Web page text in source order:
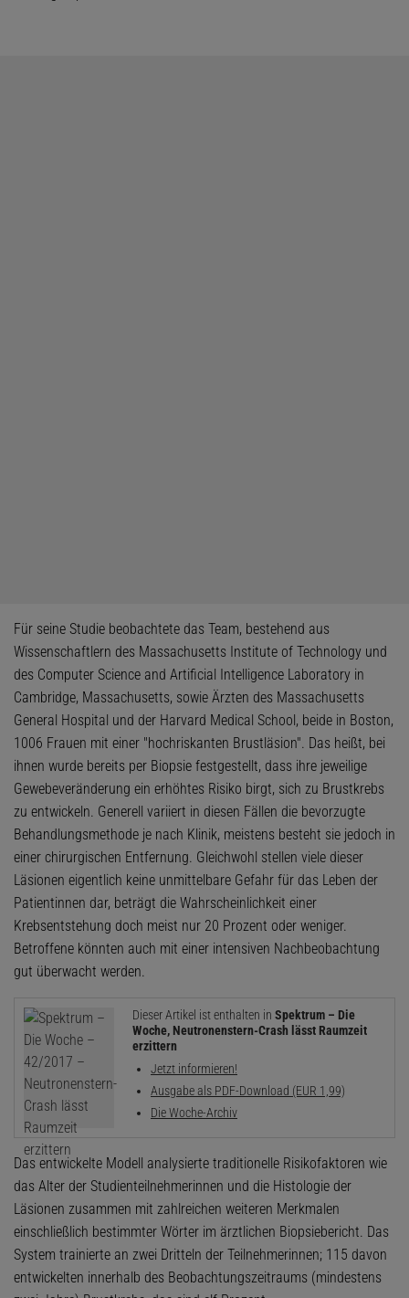
Für seine Studie beobachtete das Team, bestehend aus
Wissenschaftlern des Massachusetts Institute of Technology und
des Computer Science and Artificial Intelligence Laboratory in
Cambridge, Massachusetts, sowie Ärzten des Massachusetts
General Hospital und der Harvard Medical School, beide in Boston,
1006 Frauen mit einer "hochriskanten Brustläsion". Das heißt, bei
ihnen wurde bereits per Biopsie festgestellt, dass ihre jeweilige
Gewebeveränderung ein erhöhtes Risiko birgt, sich zu Brustkrebs
zu entwickeln. Generell variiert in diesen Fällen die bevorzugte
Behandlungsmethode je nach Klinik, meistens besteht sie jedoch in
einer chirurgischen Entfernung. Gleichwohl stellen viele dieser
Läsionen eigentlich keine unmittelbare Gefahr für das Leben der
Patientinnen dar, beträgt die Wahrscheinlichkeit einer
Krebsentstehung doch meist nur 20 Prozent oder weniger.
Betroffene könnten auch mit einer intensiven Nachbeobachtung
gut überwacht werden.
Dieser Artikel ist enthalten in Spektrum – Die
Woche, Neutronenstern-Crash lässt Raumzeit
erzittern
Jetzt informieren!
Ausgabe als PDF-Download (EUR 1,99)
Die Woche-Archiv
Das entwickelte Modell analysierte traditionelle Risikofaktoren wie
das Alter der Studienteilnehmerinnen und die Histologie der
Läsionen zusammen mit zahlreichen weiteren Merkmalen
einschließlich bestimmter Wörter im ärztlichen Biopsiebericht. Das
System trainierte an zwei Dritteln der Teilnehmerinnen; 115 davon
entwickelten innerhalb des Beobachtungszeitraums (mindestens